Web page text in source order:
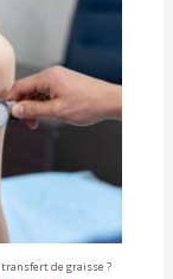
de graisse ?